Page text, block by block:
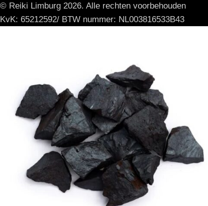
© Reiki Limburg 2026. Alle rechten voorbehouden
KvK: 65212592/ BTW nummer: NL003816533B43